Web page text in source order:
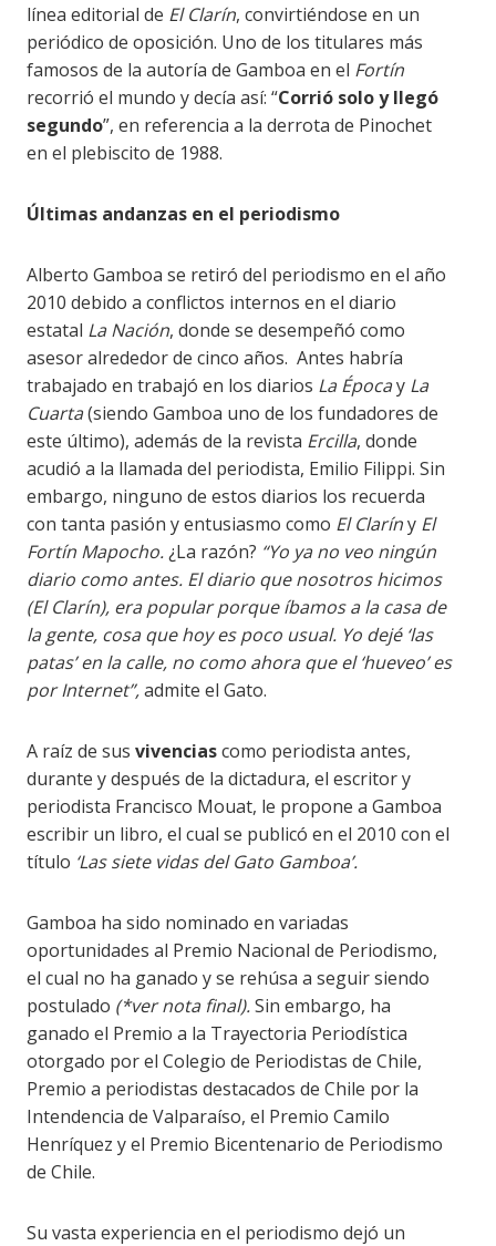
línea editorial de El Clarín, convirtiéndose en un
periódico de oposición. Uno de los titulares más
famosos de la autoría de Gamboa en el Fortín
recorrió el mundo y decía así: “Corrió solo y llegó
segundo”, en referencia a la derrota de Pinochet
en el plebiscito de 1988.
Últimas andanzas en el periodismo
Alberto Gamboa se retiró del periodismo en el año
2010 debido a conflictos internos en el diario
estatal La Nación, donde se desempeñó como
asesor alrededor de cinco años. Antes habría
trabajado en trabajó en los diarios La Épocay La
Cuarta(siendo Gamboa uno de los fundadores de
este último), además de la revista Ercilla, donde
acudió a la llamada del periodista, Emilio Filippi. Sin
embargo, ninguno de estos diarios los recuerda
con tanta pasión y entusiasmo como El Claríny El
Fortín Mapocho.¿La razón? “Yo ya no veo ningún
diario como antes. El diario que nosotros hicimos
(El Clarín), era popular porque íbamos a la casa de
la gente, cosa que hoy es poco usual. Yo dejé ‘las
patas’ en la calle, no como ahora que el ‘hueveo’ es
por Internet”,admite el Gato.
A raíz de susvivenciascomo periodista antes,
durante y después de la dictadura, el escritor y
periodista Francisco Mouat, le propone a Gamboa
escribir un libro, el cual se publicó en el 2010 con el
título ‘Las siete vidas del Gato Gamboa’.
Gamboa ha sido nominado en variadas
oportunidades al Premio Nacional de Periodismo,
el cual no ha ganado y se rehúsa a seguir siendo
postulado (*ver nota final).Sin embargo, ha
ganado el Premio a la Trayectoria Periodística
otorgado por el Colegio de Periodistas de Chile,
Premio a periodistas destacados de Chile por la
Intendencia de Valparaíso, el Premio Camilo
Henríquez y el Premio Bicentenario de Periodismo
de Chile.
Su vasta experiencia en el periodismo dejó un